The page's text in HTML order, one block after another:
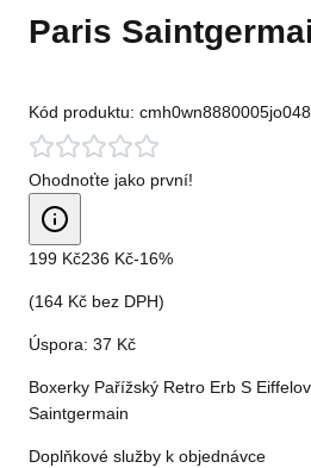
Paris
Kód produktu:
Ohodnoťte jako první!
199 Kč236 Kč-16%
(164 Kč bez DPH)
Úspora: 37 Kč
Boxerky Pařížský Retro Erb S
Saintgermain
Doplňkové služby k objednávce